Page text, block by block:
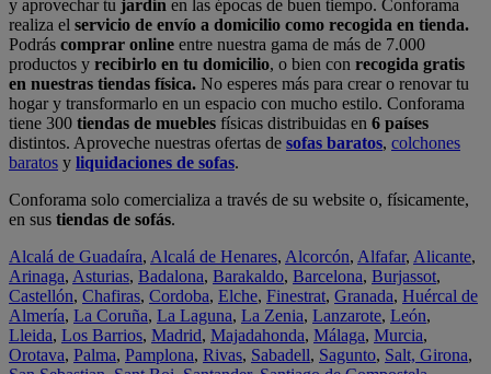
y aprovechar tu jardín en las épocas de buen tiempo. Conforama
realiza el servicio de envío a domicilio como recogida en tienda.
Podrás comprar online entre nuestra gama de más de 7.000
productos y recibirlo en tu domicilio, o bien con recogida gratis
en nuestras tiendas física. No esperes más para crear o renovar tu
hogar y transformarlo en un espacio con mucho estilo. Conforama
tiene 300 tiendas de muebles físicas distribuidas en 6 países
distintos. Aproveche nuestras ofertas de sofas baratos, colchones
baratos y liquidaciones de sofas.
Conforama solo comercializa a través de su website o, físicamente,
en sus tiendas de sofás.
Alcalá de Guadaíra, Alcalá de Henares, Alcorcón, Alfafar, Alicante,
Arinaga, Asturias, Badalona, Barakaldo, Barcelona, Burjassot,
Castellón, Chafiras, Cordoba, Elche, Finestrat, Granada, Huércal de
Almería, La Coruña, La Laguna, La Zenia, Lanzarote, León,
Lleida, Los Barrios, Madrid, Majadahonda, Málaga, Murcia,
Orotava, Palma, Pamplona, Rivas, Sabadell, Sagunto, Salt, Girona,